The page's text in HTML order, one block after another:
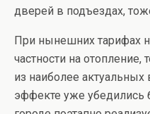
дверей в подъездах,
При нынешних тарифах
частности на
из наиболее
эффекте уже